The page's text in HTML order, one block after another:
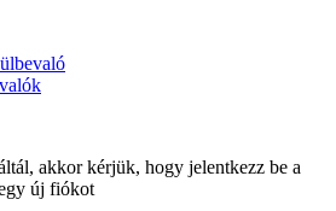
akkor kérjük, hogy jelentkezz be a
új fiókot